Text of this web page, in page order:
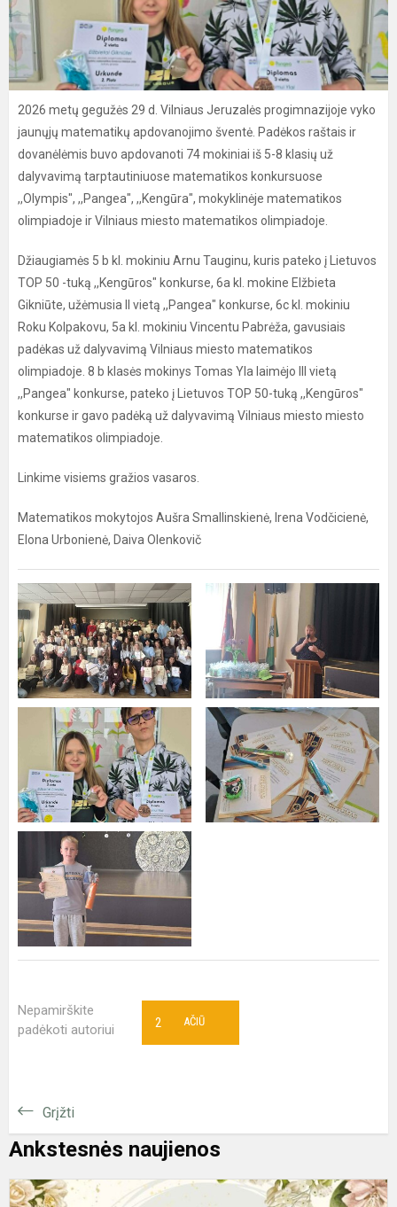
2026 metų gegužės 29 d. Vilniaus Jeruzalės progimnazijoje vyko
jaunųjų matematikų apdovanojimo šventė. Padėkos raštais ir
dovanėlėmis buvo apdovanoti 74 mokiniai iš 5-8 klasių už
dalyvavimą tarptautiniuose matematikos konkursuose
,,Olympis", ,,Pangea", ,,Kengūra", mokyklinėje matematikos
olimpiadoje ir Vilniaus miesto matematikos olimpiadoje.
Džiaugiamės 5 b kl. mokiniu Arnu Tauginu, kuris pateko į Lietuvos
TOP 50 -tuką ,,Kengūros" konkurse, 6a kl. mokine Elžbieta
Gikniūte, užėmusia II vietą ,,Pangea" konkurse, 6c kl. mokiniu
Roku Kolpakovu, 5a kl. mokiniu Vincentu Pabrėža, gavusiais
padėkas už dalyvavimą Vilniaus miesto matematikos
olimpiadoje. 8 b klasės mokinys Tomas Yla laimėjo III vietą
,,Pangea" konkurse, pateko į Lietuvos TOP 50-tuką ,,Kengūros"
konkurse ir gavo padėką už dalyvavimą Vilniaus miesto miesto
matematikos olimpiadoje.
Linkime visiems gražios vasaros.
Matematikos mokytojos Aušra Smallinskienė, Irena Vodčicienė,
Elona Urbonienė, Daiva Olenkovič
Nepamirškite
padėkoti autoriui
AČIŪ
2
Grįžti
Ankstesnės naujienos